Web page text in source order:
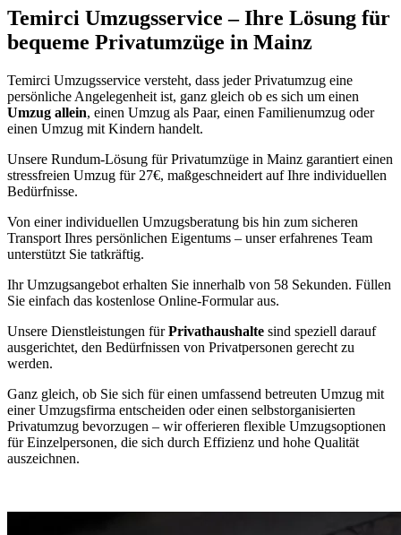
Temirci Umzugsservice – Ihre Lösung für
bequeme Privatumzüge in Mainz
Temirci Umzugsservice versteht, dass jeder Privatumzug eine
persönliche Angelegenheit ist, ganz gleich ob es sich um einen
Umzug allein, einen Umzug als Paar, einen Familienumzug oder
einen Umzug mit Kindern handelt.
Unsere Rundum-Lösung für Privatumzüge in Mainz garantiert einen
stressfreien Umzug für 27€, maßgeschneidert auf Ihre individuellen
Bedürfnisse.
Von einer individuellen Umzugsberatung bis hin zum sicheren
Transport Ihres persönlichen Eigentums – unser erfahrenes Team
unterstützt Sie tatkräftig.
Ihr Umzugsangebot erhalten Sie innerhalb von 58 Sekunden. Füllen
Sie einfach das kostenlose Online-Formular aus.
Unsere Dienstleistungen fürPrivathaushalte sind speziell darauf
ausgerichtet, den Bedürfnissen von Privatpersonen gerecht zu
werden.
Ganz gleich, ob Sie sich für einen umfassend betreuten Umzug mit
einer Umzugsfirma entscheiden oder einen selbstorganisierten
Privatumzug bevorzugen – wir offerieren flexible Umzugsoptionen
für Einzelpersonen, die sich durch Effizienz und hohe Qualität
auszeichnen.